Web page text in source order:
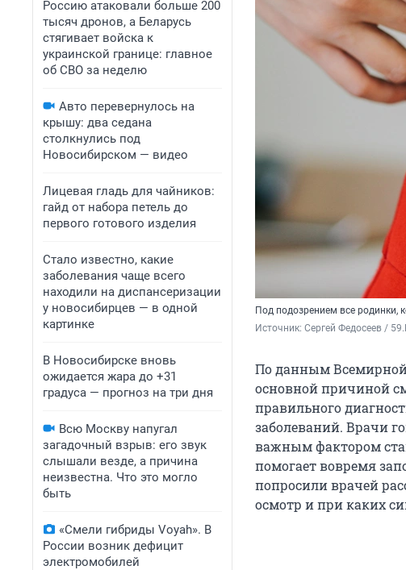
Россию атаковали больше 200
тысяч дронов, а Беларусь
стягивает войска к
украинской границе: главное
об СВО за неделю
Авто перевернулось на
крышу: два седана
столкнулись под
Новосибирском — видео
Лицевая гладь для чайников:
гайд от набора петель до
первого готового изделия
Стало известно, какие
заболевания чаще всего
находили на диспансеризации
у новосибирцев — в одной
картинке
В Новосибирске вновь
ожидается жара до +31
градуса — прогноз на три дня
Всю Москву напугал
загадочный взрыв: его звук
слышали везде, а причина
неизвестна. Что это могло
быть
«Смели гибриды Voyah». В
России возник дефицит
электромобилей
Под подозрением все родинки,
Источник: Сергей Федосеев /
По данным Всемирной
основной причиной
правильного
заболеваний. Врачи
важным фактором
помогает вовремя
попросили врачей
осмотр и при каких